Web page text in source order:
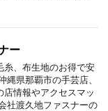
ー
糸、布生地のお得で安
縄県那覇市の手芸店、
情報やアクセスマッ
社渡久地ファスナーの